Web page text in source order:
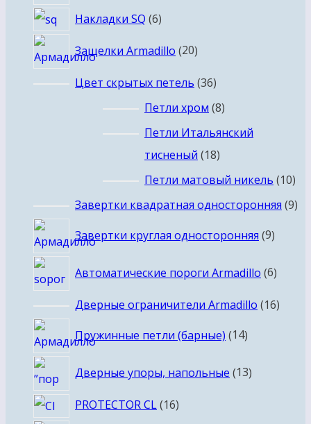
Накладки SQ 66
Защелки Armadillo 2020
Цвет скрытых петель 3636
товаров
Петли хром 88
товаров
Петли Итальянский
тисненый 1818
товаров
Петли матовый никель 1010
Завертки квадратная односторонняя 99
Завертки круглая односторонняя 99
Автоматические пороги Armadillo 66
Дверные ограничители Armadillo 1616
Пружинные петли (барные) 1414
Дверные упоры, напольные 1313
PROTECTOR CL 1616